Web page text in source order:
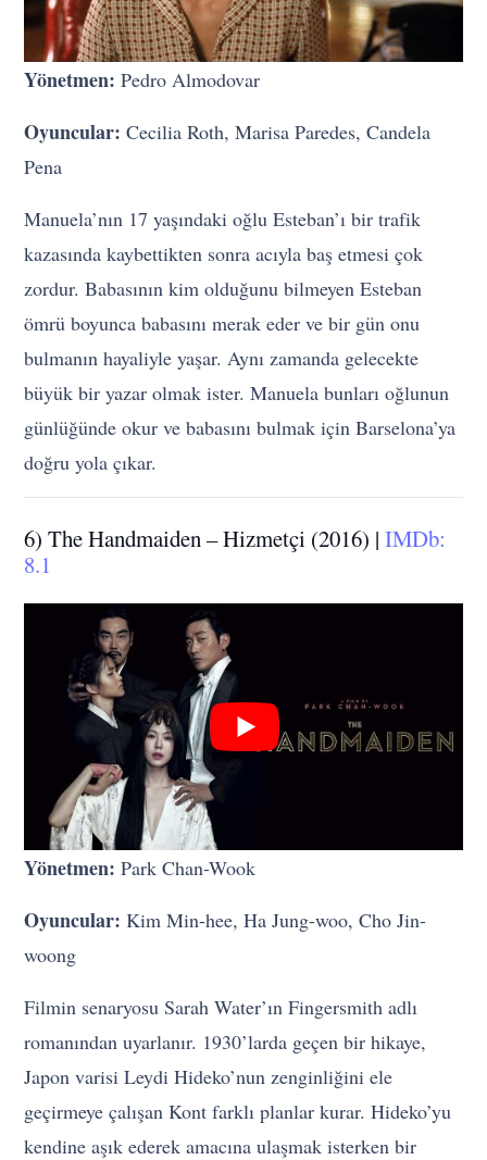
Yönetmen: Pedro Almodovar
Oyuncular: Cecilia Roth, Marisa Paredes, Candela
Pena
Manuela’nın 17 yaşındaki oğlu Esteban’ı bir trafik
kazasında kaybettikten sonra acıyla baş etmesi çok
zordur. Babasının kim olduğunu bilmeyen Esteban
ömrü boyunca babasını merak eder ve bir gün onu
bulmanın hayaliyle yaşar. Aynı zamanda gelecekte
büyük bir yazar olmak ister. Manuela bunları oğlunun
günlüğünde okur ve babasını bulmak için Barselona’ya
doğru yola çıkar.
6) The Handmaiden – Hizmetçi (2016) |IMDb:
8.1
Yönetmen: Park Chan-Wook
Oyuncular: Kim Min-hee, Ha Jung-woo, Cho Jin-
woong
Filmin senaryosu Sarah Water’ın Fingersmith adlı
romanından uyarlanır. 1930’larda geçen bir hikaye,
Japon varisi Leydi Hideko’nun zenginliğini ele
geçirmeye çalışan Kont farklı planlar kurar. Hideko’yu
kendine aşık ederek amacına ulaşmak isterken bir